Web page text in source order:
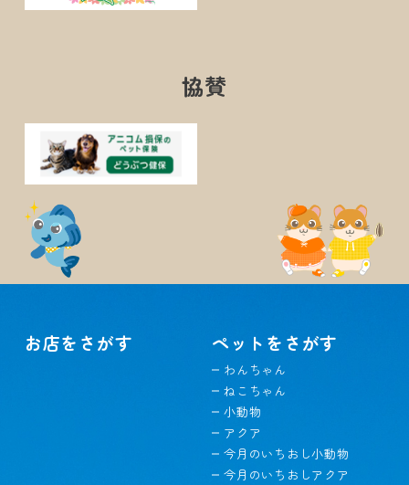
協賛
お店をさがす ペットをさがす
わんちゃん
ねこちゃん
小動物
アクア
今月のいちおし小動物
今月のいちおしアクア